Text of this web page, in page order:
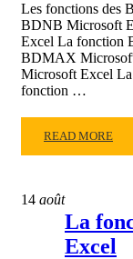
Les fonctions des
BDNB Microsoft
Excel La fonction
BDMAX
Microsoft Excel
fonction …
READ
MORE
FONCTION
BDSOMME
MICROSOFT
READ MORE
14 août
La
Excel